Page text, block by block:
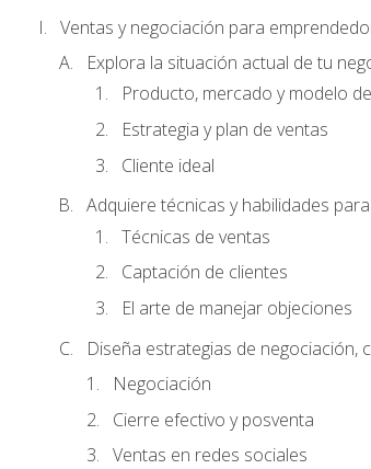
Ventas y negociación para
Explora la situación actual de tu
Producto, mercado y modelo
Estrategia y plan de ventas
Cliente ideal
Adquiere técnicas y habilidades
Técnicas de ventas
Captación de clientes
El arte de manejar objeciones
Diseña estrategias de negociación,
Negociación
Cierre efectivo y posventa
Ventas en redes sociales